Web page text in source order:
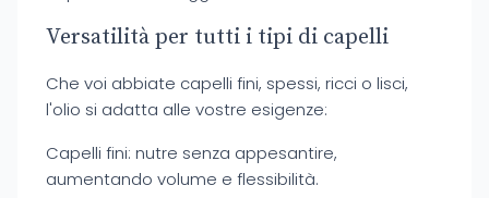
Versatilità per tutti i tipi di capelli
Che voi abbiate capelli fini, spessi, ricci o lisci,
l'olio si adatta alle vostre esigenze:
Capelli fini: nutre senza appesantire,
aumentando volume e flessibilità.